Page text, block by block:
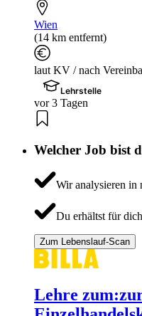
Wien
(14 km entfernt)
laut KV / nach
Lehrstelle
vor 3 Tagen
Welcher Job bist
Wir analysieren in
Du erhältst für
Zum Lebenslauf-Scan
Lehre